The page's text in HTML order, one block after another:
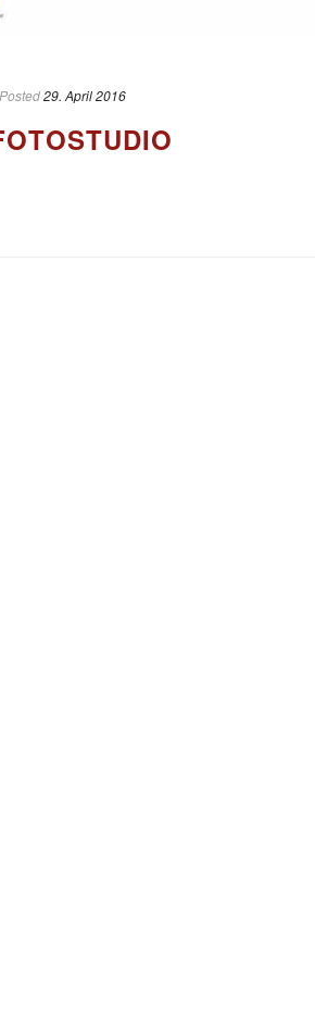
Posted29. April 2016